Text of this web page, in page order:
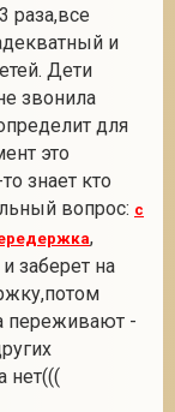
раза,все
и
Дети
звонила
для
это
знает кто
вопрос: с
,
заберет на
переживают -
нет(((